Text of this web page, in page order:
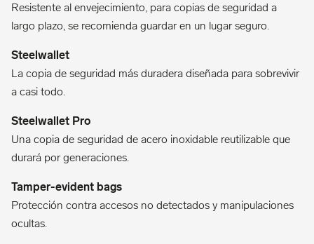
Resistente al envejecimiento, para copias de seguridad a
largo plazo, se recomienda guardar en un lugar seguro.
La copia de seguridad más duradera diseñada para sobrevivir
a casi todo.
Una copia de seguridad de acero inoxidable reutilizable que
durará por generaciones.
Protección contra accesos no detectados y manipulaciones
ocultas.